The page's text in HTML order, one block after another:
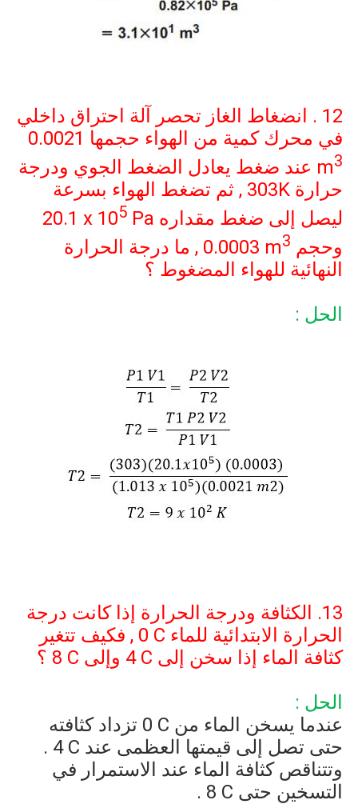
12 . انضغاط الغاز تحصر آلة احتراق داخلي
في محرك كمية من الهواء حجمها 0.0021
m3
عند ضغط يعادل الضغط الجوي ودرجة
حرارة 303K , ثم تضغط الهواء بسرعة
ليصل إلى ضغط مقداره
20.1 x 105 Pa
وحجم
0.0003 m3
, ما درجة الحرارة
النهائية للهواء المضغوط ؟
الحل :
13. الكثافة ودرجة الحرارة إذا كانت درجة
الحرارة الابتدائية للماء 0 C , فكيف تتغير
كثافة الماء إذا سخن إلى 4 C وإلى 8 C ؟
الحل :
عندما يسخن الماء من 0 C تزداد كثافته
حتى تصل إلى قيمتها العظمى عند 4 C
.
وتتناقص كثافة الماء عند الاستمرار في
التسخين حتى 8 C
.